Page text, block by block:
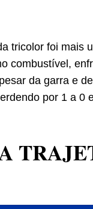
tricolor foi mais
combustível,
da garra e
por 1 a 0